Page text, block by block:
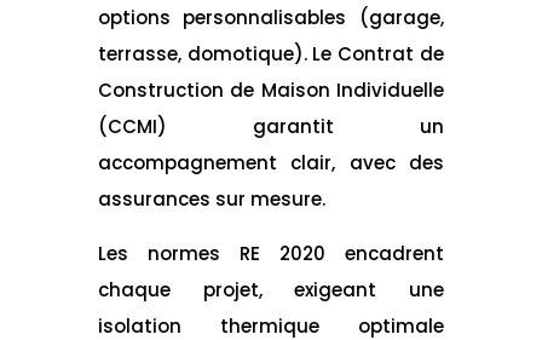
options personnalisables (garage,
terrasse, domotique). Le Contrat de
Construction de Maison Individuelle
(CCMI) garantit un
accompagnement clair, avec des
assurances sur mesure.
Les normes RE 2020 encadrent
chaque projet, exigeant une
isolation thermique optimale